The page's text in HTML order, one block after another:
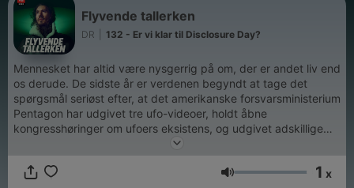
Flyvende tallerken
DR 132 - Er vi klar til Disclosure Day?
Mennesket har altid være nysgerrig på om, der er andet liv end
os derude. De sidste år er verdenen begyndt at tage det
spørgsmål seriøst efter, at det amerikanske forsvarsministerium
Pentagon har udgivet tre ufo-videoer, holdt åbne
kongresshøringer om ufoers eksistens, og udgivet adskillige
rapporter der bekræfter, at noget ukendt flyver rundt i det
undersøger, om der er liv i rummet, og om vi allerede har haft
Głośność 1 x